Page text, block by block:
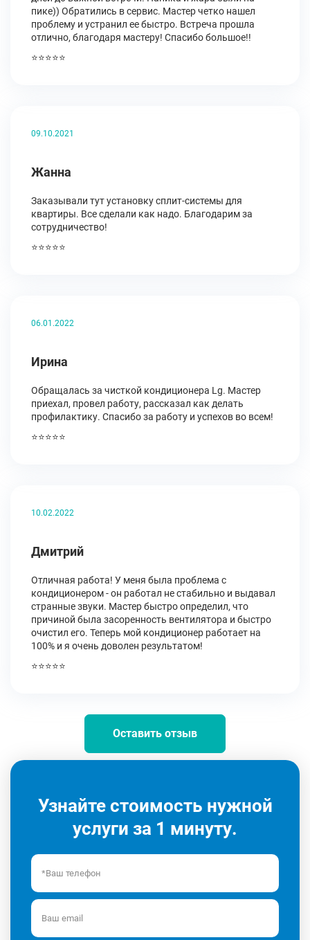
пике)) Обратились в сервис. Мастер четко нашел
проблему и устранил ее быстро. Встреча прошла
отлично, благодаря мастеру! Спасибо большое!!
⭐⭐⭐⭐⭐
09.10.2021
Жанна
Заказывали тут установку сплит-системы для
квартиры. Все сделали как надо. Благодарим за
сотрудничество!
⭐⭐⭐⭐⭐
06.01.2022
Ирина
Обращалась за чисткой кондиционера Lg. Мастер
приехал, провел работу, рассказал как делать
профилактику. Спасибо за работу и успехов во всем!
⭐⭐⭐⭐⭐
10.02.2022
Дмитрий
Отличная работа! У меня была проблема с
кондиционером - он работал не стабильно и выдавал
странные звуки. Мастер быстро определил, что
причиной была засоренность вентилятора и быстро
очистил его. Теперь мой кондиционер работает на
100% и я очень доволен результатом!
⭐⭐⭐⭐⭐
Оставить отзыв
Узнайте стоимость нужной
услуги за 1 минуту.